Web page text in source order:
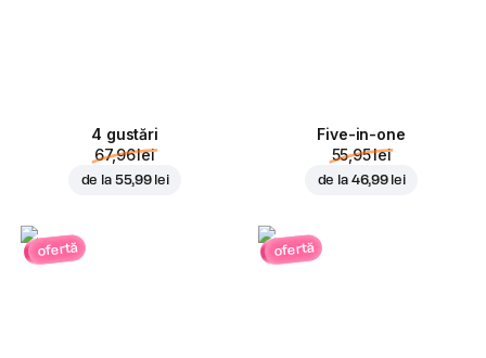
4 gustări
67,96 lei
de la 55,99 lei
Five-in-one
55,95 lei
de la 46,99 lei
ofertă ofertă